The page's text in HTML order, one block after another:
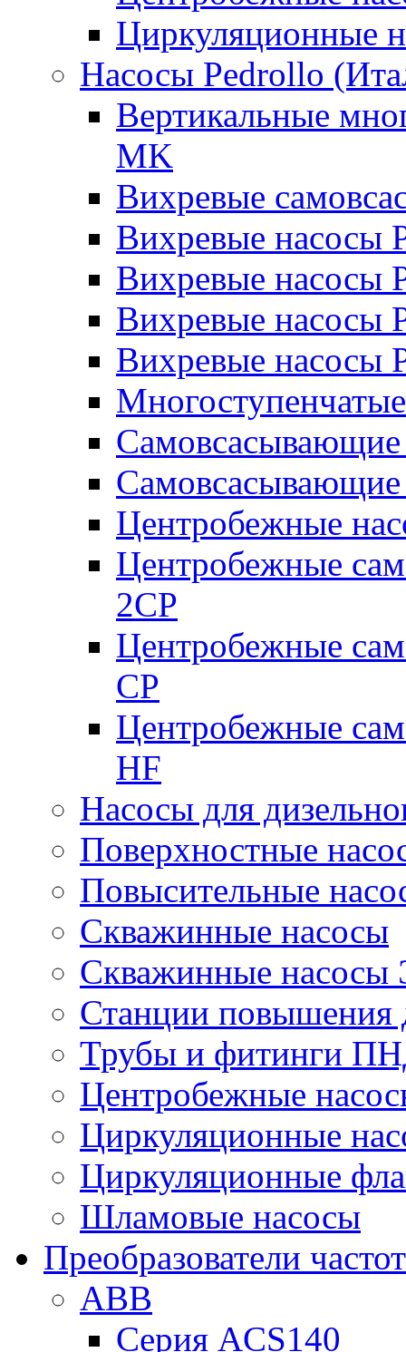
Циркуляционные
Насосы Pedrollo
Вертикальные
MK
Вихревые
Вихревые насосы
Вихревые насосы
Вихревые насосы
Вихревые насосы
Самовсасывающие
Центробежные
Центробежные
2CP
Центробежные
CP
Центробежные
HF
Насосы для
Поверхностные
Повысительные
Скважинные насосы
Скважинные
Станции повышения
Трубы и фитинги
Центробежные
Циркуляционные
Циркуляционные
Шламовые насосы
Преобразователи
ABB
Серия ACS140